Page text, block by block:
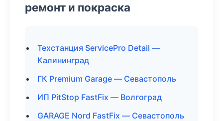
ремонт и покраска
Техстанция ServicePro Detail —
Калининград
ГК Premium Garage — Севастополь
ИП PitStop FastFix — Волгоград
GARAGE Nord FastFix — Севастополь